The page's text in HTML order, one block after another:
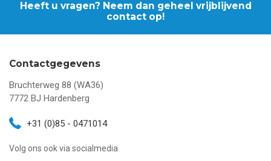
Heeft u vragen? Neem dan geheel vrijblijvend
contact op!
Contactgegevens
Bruchterweg 88 (WA36)
7772 BJ Hardenberg
+31 (0)85 - 0471014
Volg ons ook via socialmedia